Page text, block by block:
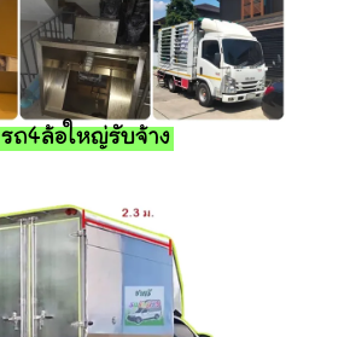
รถ4ล้อใหญ่รับจ้าง